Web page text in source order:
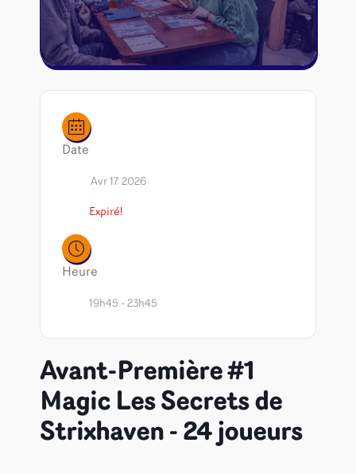
Naruto Mythos
Autres
Tapis de jeu
Date
Avr 17 2026
Expiré!
Heure
19h45 - 23h45
Avant-Première #1
Magic Les Secrets de
Strixhaven - 24 joueurs